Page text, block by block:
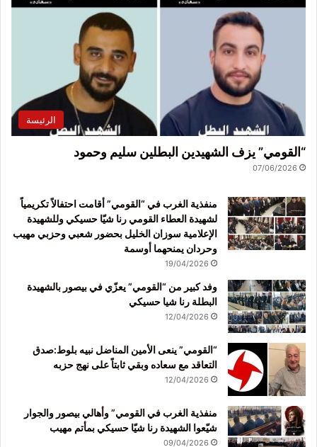
الرئيسة
“القومي” يزف الشهيدين البطلين سليم وحمود
07/06/2026
منفذية الغرب في “القومي” أقامت احتفالاً تكريمياً
لشهيدة العطاء القومي رنا شيّا حسيكي وللشهيدة
الإعلامية سوزان الخليل بحضور شعبي وحزبي مهيب
وحردان يمنحهما أوسمة
19/04/2026
وفد كبير من “القومي” يعزّي في بيصور بالشهيدة
البطلة رنا شيا حسيكي
12/04/2026
“القومي” ينعى الأمين المناضل نبيه بلوط:صدق
التعاقد مع سعاده وبقي ثابتاً على نهج حزبه
12/04/2026
منفذية الغرب في القومي” وأهالي بيصور والجوار
شيّعوا الشهيدة رنا شيّا حسيكي بمأتم مهيب
09/04/2026